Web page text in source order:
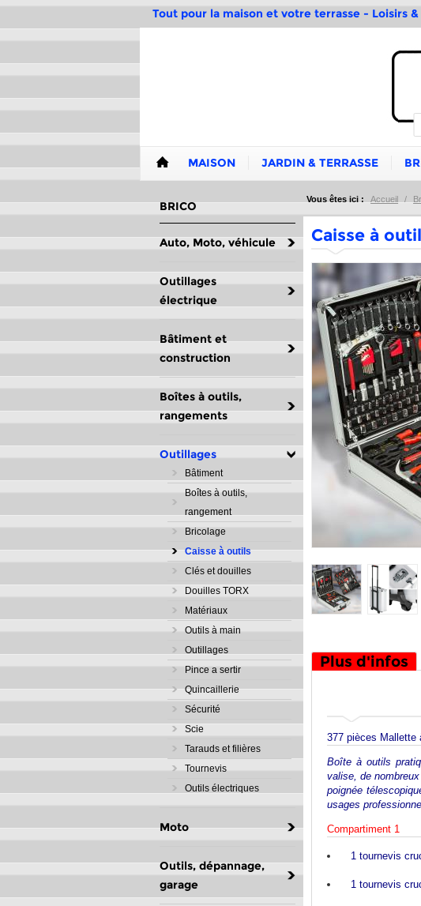
Tout pour la maison et votre terrasse - Loisirs
MAISON JARDIN & TERRASSE
BRICO
Auto, Moto, véhicule
Outillages
électrique
Bâtiment et
construction
Boîtes à outils,
rangements
Outillages
Bâtiment
Boîtes à outils,
rangement
Bricolage
Caisse à outils
Clés et douilles
Douilles TORX
Matériaux
Outils à main
Outillages
Pince a sertir
Quincaillerie
Sécurité
Scie
Tarauds et filières
Tournevis
Outils électriques
Moto
Outils, dépannage,
garage
Vous êtes ici : Accueil /
Caisse à
Plus d'infos
377 pièces Mallette
Boîte à outils
valise, de
poignée
usages
Compartiment 1
1 tournevis
1 tournevis